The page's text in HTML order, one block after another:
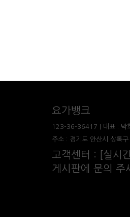
요가뱅크
123-36-36417 | 대표 : 박
주소 : 경기도 안산시 상록구
고객센터 : [실시
게시판에 문의 주